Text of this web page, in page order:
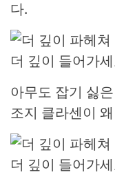
다.
더 깊이 들어가
아무도 잡기 싫
조지 클라센이
더 깊이 들어가